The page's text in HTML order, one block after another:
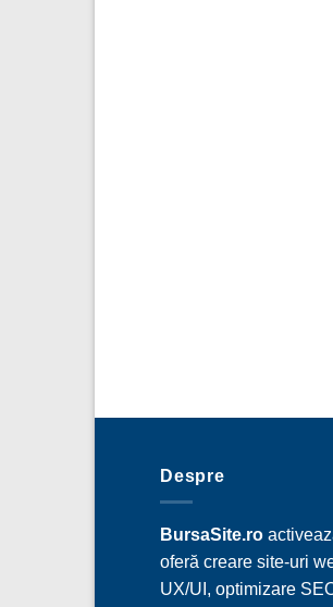
Despre
BursaSite.ro
oferă creare site-uri
UX/UI, optimizare